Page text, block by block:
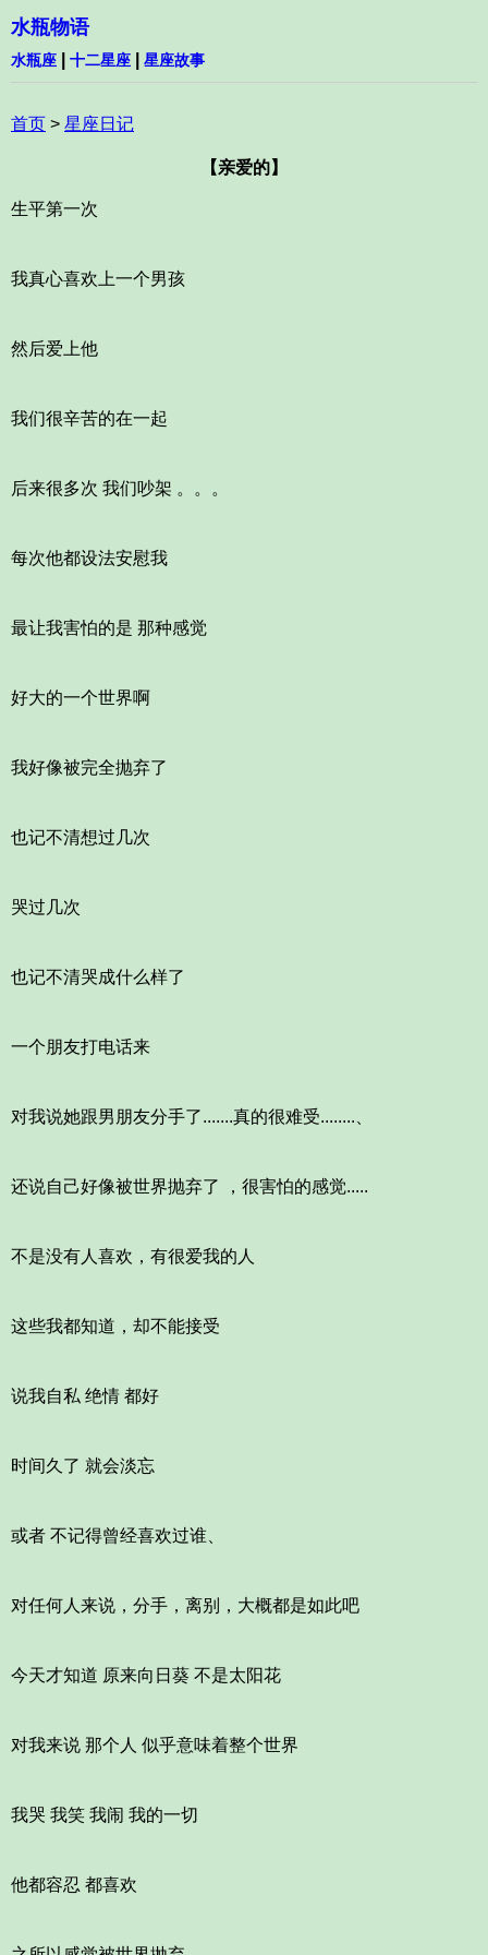
水瓶物语
水瓶座 十二星座 星座故事
首页 > 星座日记
【亲爱的】
生平第一次
我真心喜欢上一个男孩
然后爱上他
我们很辛苦的在一起
后来很多次 我们吵架 。。。
每次他都设法安慰我
最让我害怕的是 那种感觉
好大的一个世界啊
我好像被完全抛弃了
也记不清想过几次
哭过几次
也记不清哭成什么样了
一个朋友打电话来
对我说她跟男朋友分手了.......真的很难受........、
还说自己好像被世界抛弃了 ，很害怕的感觉.....
不是没有人喜欢，有很爱我的人
这些我都知道，却不能接受
说我自私 绝情 都好
时间久了 就会淡忘
或者 不记得曾经喜欢过谁、
对任何人来说，分手，离别，大概都是如此吧
今天才知道 原来向日葵 不是太阳花
对我来说 那个人 似乎意味着整个世界
我哭 我笑 我闹 我的一切
他都容忍 都喜欢